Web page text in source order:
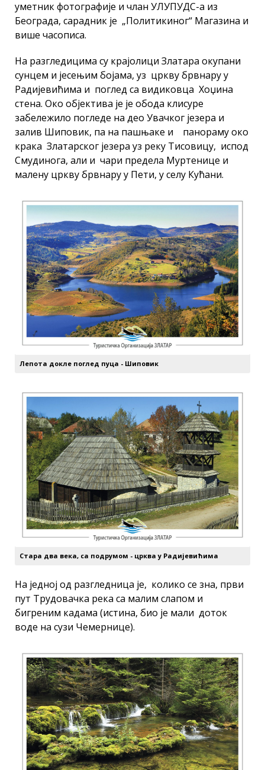
уметник фотографије и члан УЛУПУДС-а из
Београда, сарадник je „Политикиног“ Магазина и
више часописа.
На разгледицима су крајолици Златара окупани
сунцем и јесењим бојама, уз цркву брвнару у
Радијевићима и поглед са видиковца Хоџина
стена. Око објектива je је обода клисуре
забележило погледе на део Увачког језера и
залив Шиповик, па на пашњаке и панораму око
крака Златарског језера уз реку Тисовицу, испод
Смудинога, али и чари предела Муртенице и
малену цркву брвнару у Пети, у селу Кућани.
Лепота докле поглед пуца - Шиповик
Стара два века, са подрумом - црква у Радијевићима
На једној од разгледница је, колико се зна, први
пут Трудовачка река са малим слапом и
бигреним кадама (истина, био је мали доток
воде на сузи Чемернице).